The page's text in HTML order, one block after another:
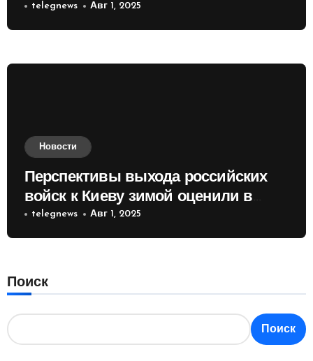
telegnews Авг 1, 2025
Новости
Перспективы выхода российских
войск к Киеву зимой оценили в
России
telegnews Авг 1, 2025
Поиск
Поиск